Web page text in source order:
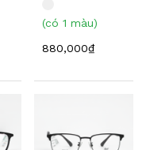
(có 1 màu)
880,000₫